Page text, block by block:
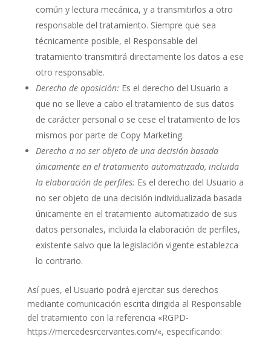
común y lectura mecánica, y a transmitirlos a otro
responsable del tratamiento. Siempre que sea
técnicamente posible, el Responsable del
tratamiento transmitirá directamente los datos a ese
otro responsable.
Derecho de oposición: Es el derecho del Usuario a
que no se lleve a cabo el tratamiento de sus datos
de carácter personal o se cese el tratamiento de los
mismos por parte de Copy Marketing.
Derecho a no ser objeto de una decisión basada
únicamente en el tratamiento automatizado, incluida
la elaboración de perfiles: Es el derecho del Usuario a
no ser objeto de una decisión individualizada basada
únicamente en el tratamiento automatizado de sus
datos personales, incluida la elaboración de perfiles,
existente salvo que la legislación vigente establezca
lo contrario.
Así pues, el Usuario podrá ejercitar sus derechos
mediante comunicación escrita dirigida al Responsable
del tratamiento con la referencia «RGPD-
https://mercedesrcervantes.com/«, especificando: